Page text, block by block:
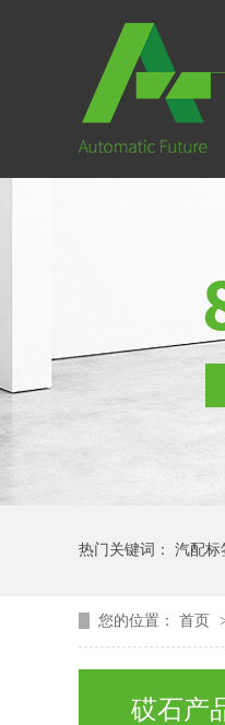
热门关键词： 汽配标
您的位置： 首页
砹石产